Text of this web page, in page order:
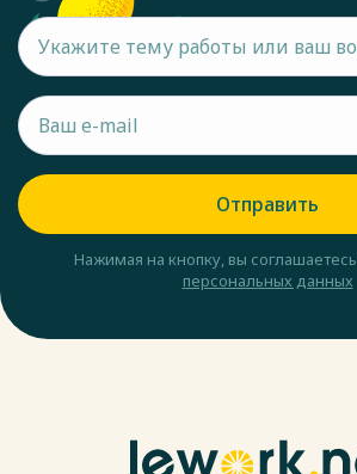
Отправить
Нажимая на кнопку, вы соглашаетесь
персональных данных